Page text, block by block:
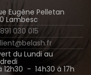
Eugène Pelletan
Lambesc
030 015
du Lundi au
12h30 - 14h30 à 17h